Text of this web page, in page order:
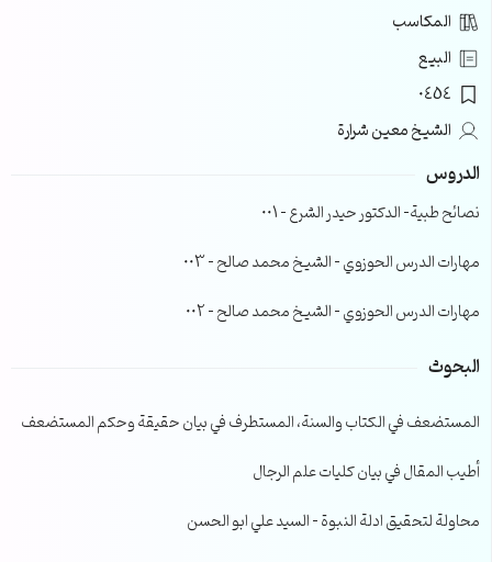
المكاسب
البيع
0454
الشيخ معين شرارة
الدروس
نصائح طبية- الدكتور حيدر الشرع – 001
مهارات الدرس الحوزوي – الشيخ محمد صالح – 003
مهارات الدرس الحوزوي – الشيخ محمد صالح – 002
البحوث
المستضعف في الكتاب والسنة، المستطرف في بيان حقيقة وحكم المستضعف
أطيب المقال في بيان كليات علم الرجال
محاولة لتحقيق ادلة النبوة – السيد علي ابو الحسن